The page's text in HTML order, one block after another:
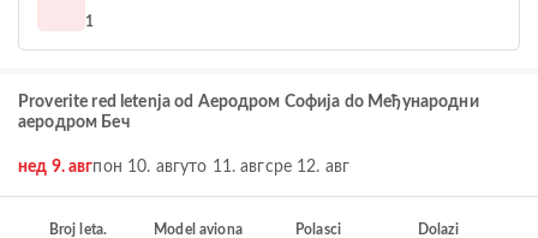
1
Proverite red letenja od Аеродром Софија do Међународни
аеродром Беч
нед 9. авгпон 10. авгуто 11. авгсре 12. авг
Broj leta. Model aviona Polasci Dolazi